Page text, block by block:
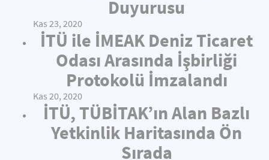
Duyurusu
Kas 23, 2020
İTÜ ile İMEAK Deniz Ticaret
Odası Arasında İşbirliği
Protokolü İmzalandı
Kas 20, 2020
İTÜ, TÜBİTAK’ın Alan Bazlı
Yetkinlik Haritasında Ön
Sırada